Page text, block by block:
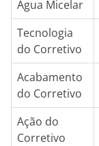
Água Micelar
Tecnologia
do Corretivo
Acabamento
do Corretivo
Ação do
Corretivo